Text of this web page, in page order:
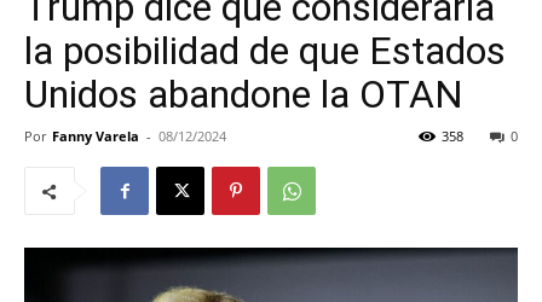
la posibilidad de que Estados
Unidos abandone la OTAN
Por Fanny Varela - 08/12/2024 0
358